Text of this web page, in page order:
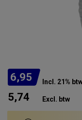
6,95 Incl. 21%
5,74 Excl. btw